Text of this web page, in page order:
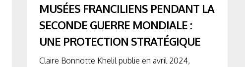
MUSÉES FRANCILIENS PENDANT LA
SECONDE GUERRE MONDIALE :
UNE PROTECTION STRATÉGIQUE
Claire Bonnotte Khelil publie en avril 2024,